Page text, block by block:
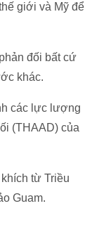
giới và Mỹ để
đối bất cứ
khác.
các lực lượng
(THAAD) của
từ Triều
Guam.